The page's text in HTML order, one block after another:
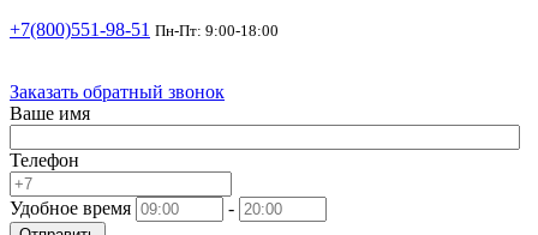
+7(800)551-98-51 Пн-Пт: 9:00-18:00
Заказать обратный звонок
Ваше имя
Телефон
Удобное время -